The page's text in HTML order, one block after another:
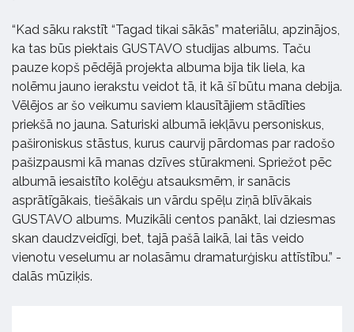
“Kad sāku rakstīt “Tagad tikai sākās” materiālu, apzinājos,
ka tas būs piektais GUSTAVO studijas albums. Taču
pauze kopš pēdējā projekta albuma bija tik liela, ka
nolēmu jauno ierakstu veidot tā, it kā šī būtu mana debija.
Vēlējos ar šo veikumu saviem klausītājiem stādīties
priekšā no jauna. Saturiski albumā iekļāvu personiskus,
pašironiskus stāstus, kurus caurvij pārdomas par radošo
pašizpausmi kā manas dzīves stūrakmeni. Spriežot pēc
albumā iesaistīto kolēģu atsauksmēm, ir sanācis
asprātīgākais, tiešākais un vārdu spēļu ziņā blīvākais
GUSTAVO albums. Muzikāli centos panākt, lai dziesmas
skan daudzveidīgi, bet, tajā pašā laikā, lai tās veido
vienotu veselumu ar nolasāmu dramaturģisku attīstību.” -
dalās mūziķis.